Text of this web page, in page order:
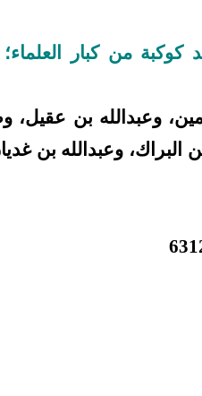
كوكبة من كبار
وعبدالله بن عقيل،
وعبدالله بن